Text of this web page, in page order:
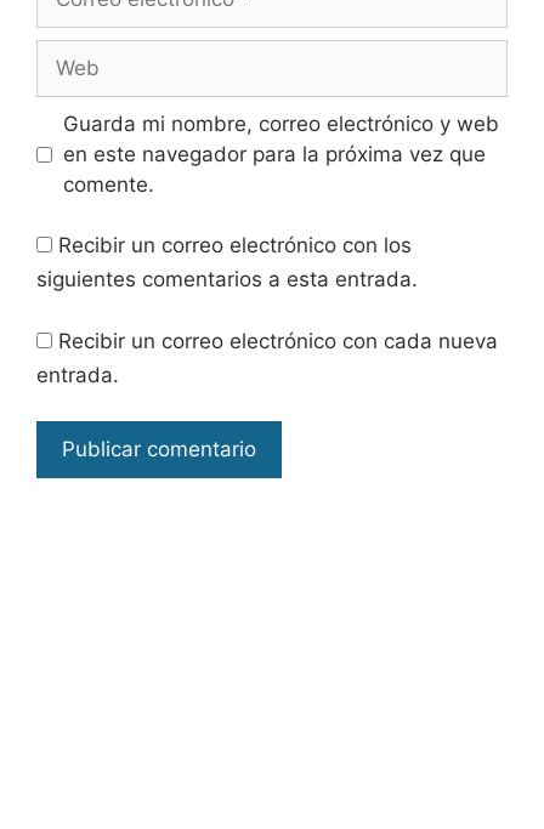
electrónico
Guarda mi nombre, correo electrónico y web
en este navegador para la próxima vez que
comente.
Recibir un correo electrónico con los
siguientes comentarios a esta entrada.
Recibir un correo electrónico con cada nueva
entrada.